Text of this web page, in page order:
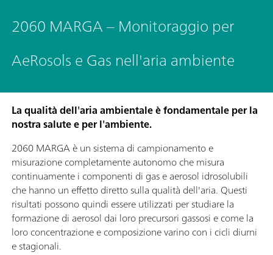
2060 MARGA – Monitoraggio per
AeRosols e Gas nell'aria ambiente
La qualità dell'aria ambientale è fondamentale per la
nostra salute e per l'ambiente.
2060 MARGA è un sistema di campionamento e
misurazione completamente autonomo che misura
continuamente i componenti di gas e aerosol idrosolubili
che hanno un effetto diretto sulla qualità dell'aria. Questi
risultati possono quindi essere utilizzati per studiare la
formazione di aerosol dai loro precursori gassosi e come la
loro concentrazione e composizione varino con i cicli diurni
e stagionali.